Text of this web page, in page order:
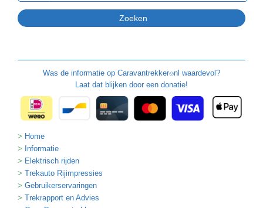
Was de informatie op Caravantrekker🙂nl waardevol?
Laat dat blijken door een donatie!
Home
Informatie
Elektrisch rijden
Trekauto Rijimpressies
Gebruikerservaringen
Trekrapport en Advies